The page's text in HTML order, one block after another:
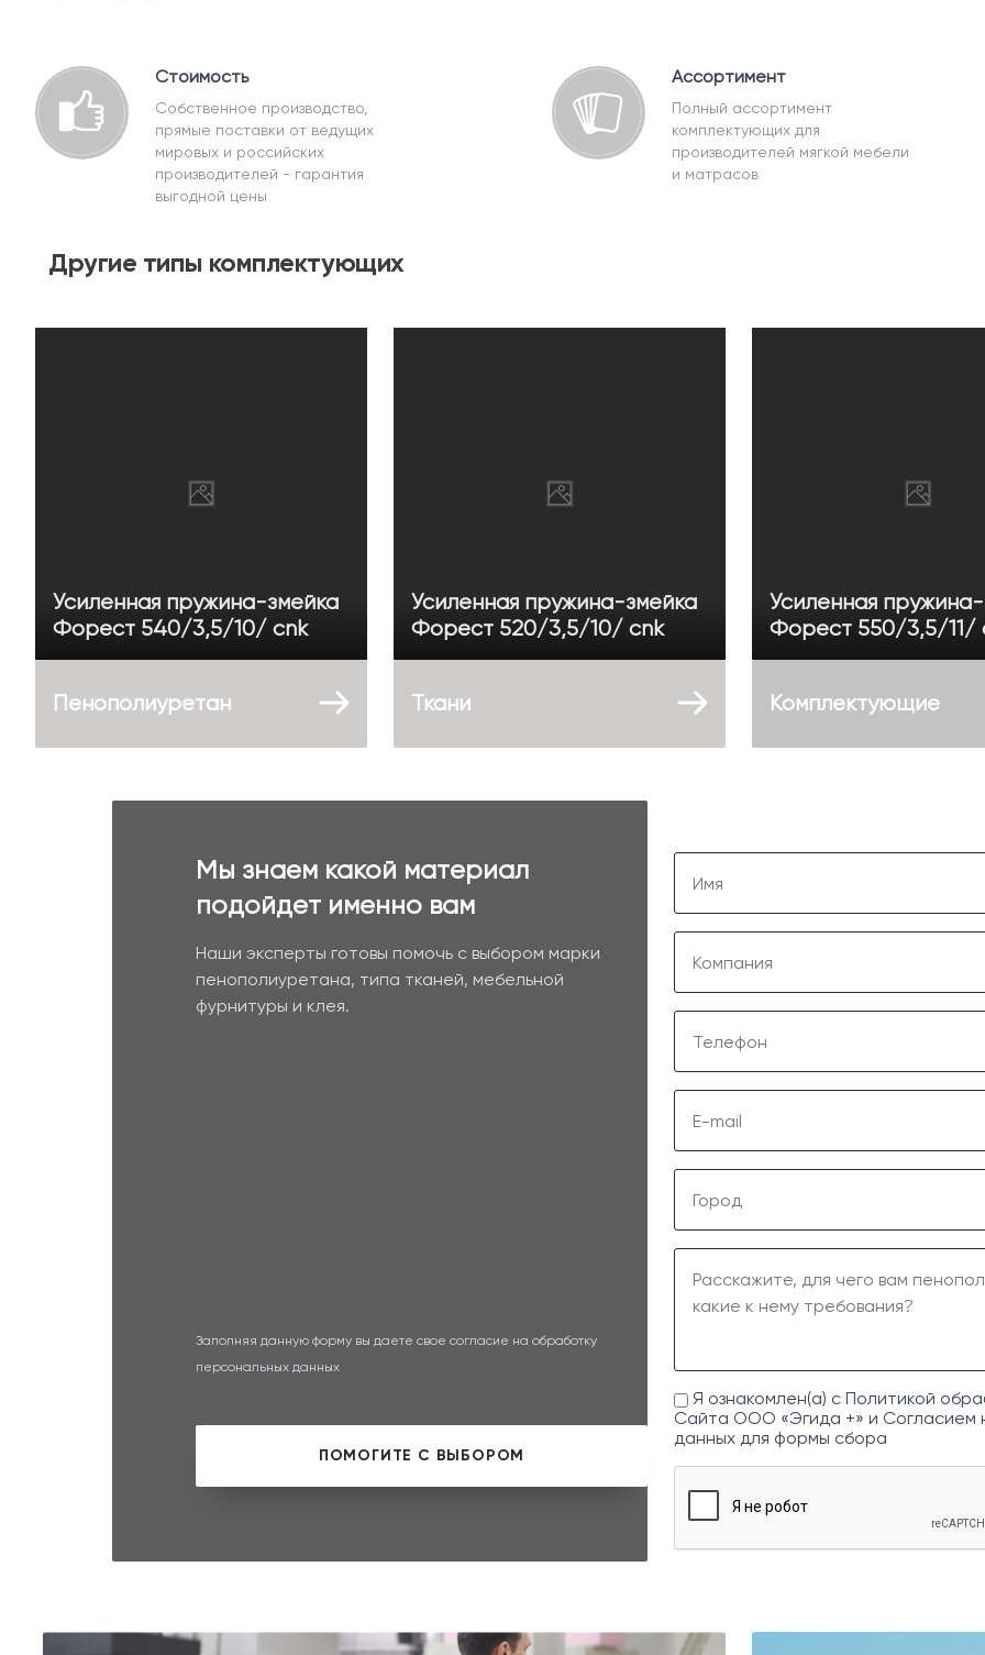
Стоимость
Собственное производство,
прямые поставки от ведущих
мировых и российских
производителей - гарантия
выгодной цены
Ассортимент
Полный ассортимент
комплектующих для
производителей мягкой мебели
и матрасов
Другие типы комплектующих
Усиленная пружина-змейка
Форест 540/3,5/10/ cnk
Усиленная пружина-змейка
Форест 520/3,5/10/ cnk
Усиленная
Форест 550/3,5/11/
Пенополиуретан Ткани Комплектующие
Мы знаем какой материал
подойдет именно вам
Наши эксперты готовы помочь с выбором марки
пенополиуретана, типа тканей, мебельной
фурнитуры и клея.
Заполняя данную форму вы даете свое согласие на обработку
персональных данных
Я ознакомлен(а) с Политикой
Сайта ООО «Эгида +» и Согласием
данных для формы сбора